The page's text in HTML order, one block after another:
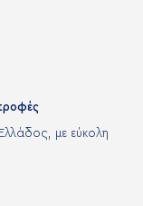
με εύκολη